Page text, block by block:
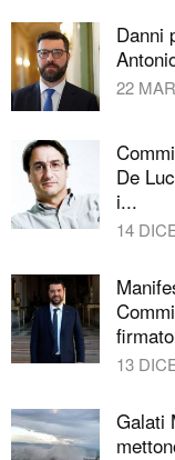
Danni
22
De
i...
14
13
Galati